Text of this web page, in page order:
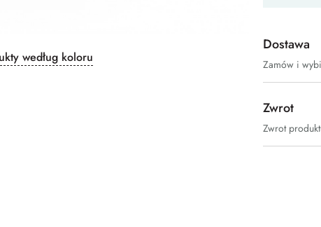
według koloru
Dostawa
Zamów i
Zwrot
Zwrot